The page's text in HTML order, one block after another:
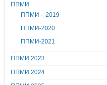
ППМИ
ППМИ – 2019
ППМИ-2020
ППМИ-2021
ППМИ 2023
ППМИ 2024